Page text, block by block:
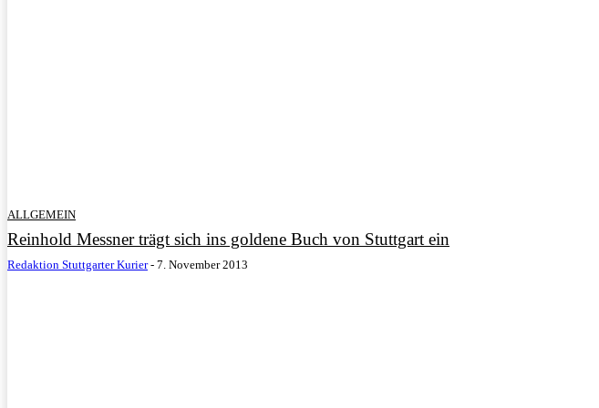
ALLGEMEIN
Reinhold Messner trägt sich ins goldene Buch von Stuttgart ein
Redaktion Stuttgarter Kurier - 7. November 2013